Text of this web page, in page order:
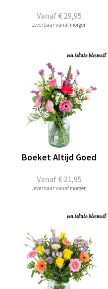
Vanaf€ 29,95
Leverbaar vanaf morgen
Vanaf€ 21,95
Boeket Altijd Goed
Leverbaar vanaf morgen